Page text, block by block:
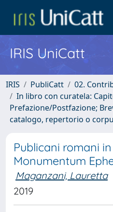
IRIS UniCatt
IRIS PubliCatt
02.
In libro con curatela:
Prefazione/Postfazione;
catalogo, repertorio o
Publicani romani
Monumentum
Maganzani, Lauretta
2019